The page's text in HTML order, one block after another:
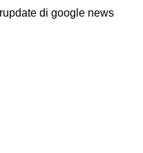
di google news